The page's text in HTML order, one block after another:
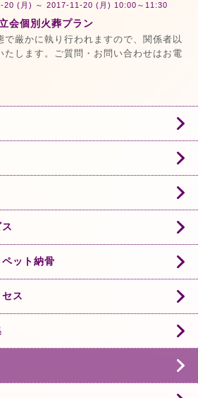
20 (月) ～ 2017-11-20 (月) 10:00～11:30
会個別火葬プラン
で厳かに執り行われますので、関係者以
たします。ご質問・お問い合わせはお電
ット納骨
ス